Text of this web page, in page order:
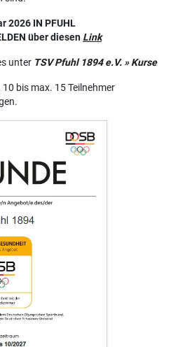
2026 IN PFUHL
über diesen Link
unter TSV Pfuhl 1894 e.V. » Kurse
bis max. 15 Teilnehmer